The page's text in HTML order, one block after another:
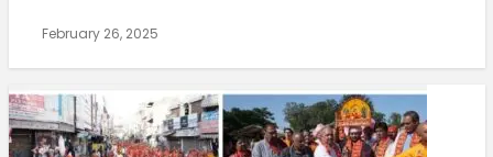
February 26, 2025